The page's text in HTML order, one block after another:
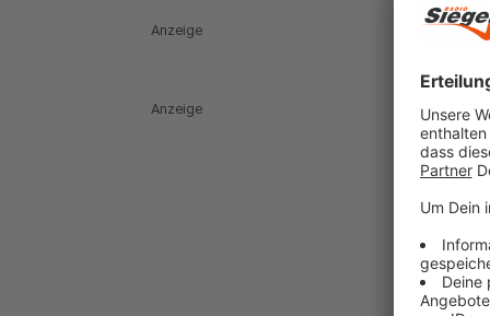
Anzeige
Anzeige